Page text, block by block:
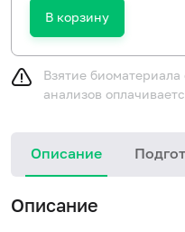
В корзину
Взятие
анализов
Описание
Описание